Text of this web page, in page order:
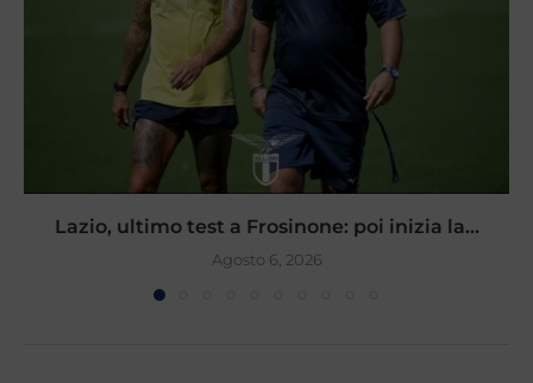
Lazio, ultimo test a Frosinone: poi inizia la...
Agosto 6, 2026